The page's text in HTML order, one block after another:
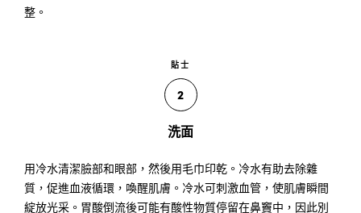
整。
貼士
2
洗面
用冷水清潔臉部和眼部，然後用毛巾印乾。冷水有助去除雜
質，促進血液循環，喚醒肌膚。冷水可刺激血管，使肌膚瞬間
綻放光采。胃酸倒流後可能有酸性物質停留在鼻竇中，因此別